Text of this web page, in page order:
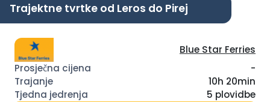
Trajektne tvrtke od Leros do Pirej
Blue Star Ferries
-
10h 20min
5 plovidbe